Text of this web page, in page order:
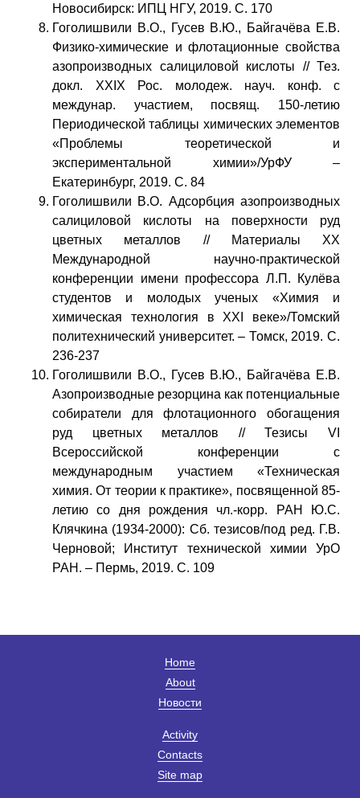
Новосибирск: ИПЦ НГУ, 2019. С. 170
Гоголишвили В.О., Гусев В.Ю., Байгачёва Е.В.
Физико-химические и флотационные свойства
азопроизводных салициловой кислоты // Тез.
докл. XXIX Рос. молодеж. науч. конф. с
междунар. участием, посвящ. 150-летию
Периодической таблицы химических элементов
«Проблемы теоретической и
экспериментальной химии»/УрФУ –
Екатеринбург, 2019. С. 84
Гоголишвили В.О. Адсорбция азопроизводных
салициловой кислоты на поверхности руд
цветных металлов // Материалы XX
Международной научно-практической
конференции имени профессора Л.П. Кулёва
студентов и молодых ученых «Химия и
химическая технология в XXI веке»/Томский
политехнический университет. – Томск, 2019. С.
236-237
Гоголишвили В.О., Гусев В.Ю., Байгачёва Е.В.
Азопроизводные резорцина как потенциальные
собиратели для флотационного обогащения
руд цветных металлов // Тезисы VI
Всероссийской конференции с
международным участием «Техническая
химия. От теории к практике», посвященной 85-
летию со дня рождения чл.-корр. РАН Ю.С.
Клячкина (1934-2000): Сб. тезисов/под ред. Г.В.
Черновой; Институт технической химии УрО
РАН. – Пермь, 2019. С. 109
Home
About
Новости
Activity
Contacts
Site map